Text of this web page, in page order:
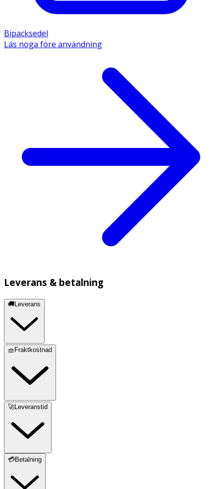
Bipacksedel
Läs noga före användning
Leverans & betalning
🚚Leverans
🧺Fraktkostnad
🚀Leveranstid
💳Betalning